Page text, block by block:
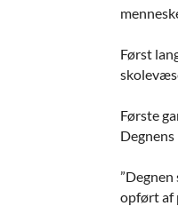
Først
Første
opført af